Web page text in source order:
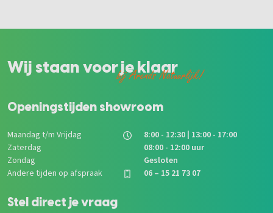
Wij staan voor je klaar
bij Arends Natuurlijk!
Openingstijden showroom
Maandag t/m Vrijdag
8:00 - 12:30 | 13:00 - 17:00
Zaterdag
08:00 - 12:00 uur
Zondag
Gesloten
Andere tijden op afspraak
06 – 15 21 73 07
Stel direct je vraag